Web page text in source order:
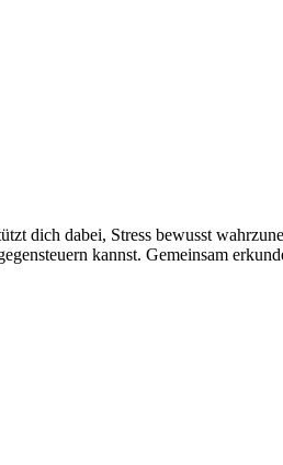
dich dabei, Stress bewusst
kannst. Gemeinsam